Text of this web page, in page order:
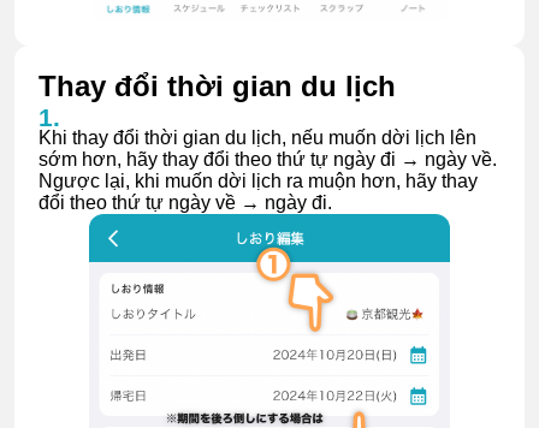
Thay đổi thời gian du lịch
Khi thay đổi thời gian du lịch, nếu muốn dời lịch lên
sớm hơn, hãy thay đổi theo thứ tự ngày đi → ngày về.
Ngược lại, khi muốn dời lịch ra muộn hơn, hãy thay
đổi theo thứ tự ngày về → ngày đi.